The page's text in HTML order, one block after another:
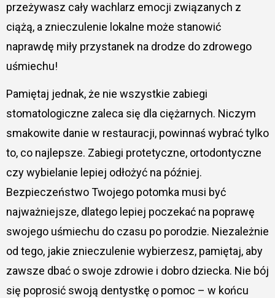
przeżywasz cały wachlarz emocji związanych z
ciążą, a znieczulenie lokalne może stanowić
naprawdę miły przystanek na drodze do zdrowego
uśmiechu!
Pamiętaj jednak, że nie wszystkie zabiegi
stomatologiczne zaleca się dla ciężarnych. Niczym
smakowite danie w restauracji, powinnaś wybrać tylko
to, co najlepsze. Zabiegi protetyczne, ortodontyczne
czy wybielanie lepiej odłożyć na później.
Bezpieczeństwo Twojego potomka musi być
najważniejsze, dlatego lepiej poczekać na poprawę
swojego uśmiechu do czasu po porodzie. Niezależnie
od tego, jakie znieczulenie wybierzesz, pamiętaj, aby
zawsze dbać o swoje zdrowie i dobro dziecka. Nie bój
się poprosić swoją dentystkę o pomoc – w końcu